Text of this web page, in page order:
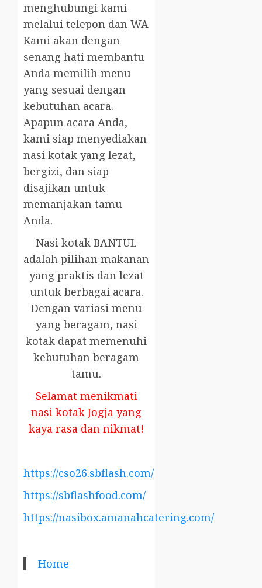
menghubungi kami
melalui telepon dan WA
Kami akan dengan
senang hati membantu
Anda memilih menu
yang sesuai dengan
kebutuhan acara.
Apapun acara Anda,
kami siap menyediakan
nasi kotak yang lezat,
bergizi, dan siap
disajikan untuk
memanjakan tamu
Anda.
Nasi kotak BANTUL
adalah pilihan makanan
yang praktis dan lezat
untuk berbagai acara.
Dengan variasi menu
yang beragam, nasi
kotak dapat memenuhi
kebutuhan beragam
tamu.
Selamat menikmati
nasi kotak Jogja yang
kaya rasa dan nikmat!
https://cso26.sbflash.com/
https://sbflashfood.com/
https://nasibox.amanahcatering.com/
Home